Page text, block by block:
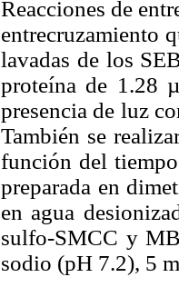
Reacciones de
entrecruzamiento
lavadas de los
proteína de 1.28
presencia de luz
También se
función del
preparada en
en agua
sulfo-SMCC y
sodio (pH 7.2), 5